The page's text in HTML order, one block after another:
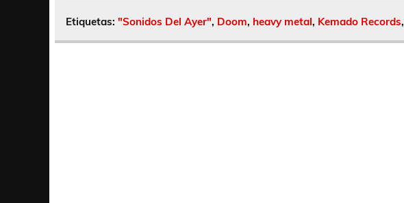
Etiquetas: "Sonidos Del Ayer", Doom, heavy metal, Kemado Records,